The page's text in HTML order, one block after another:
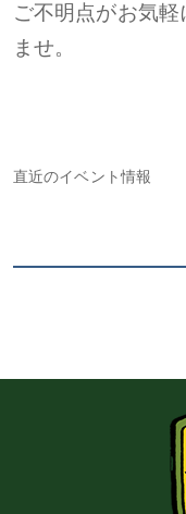
ご不明点がお気
ませ。
直近のイベント情報